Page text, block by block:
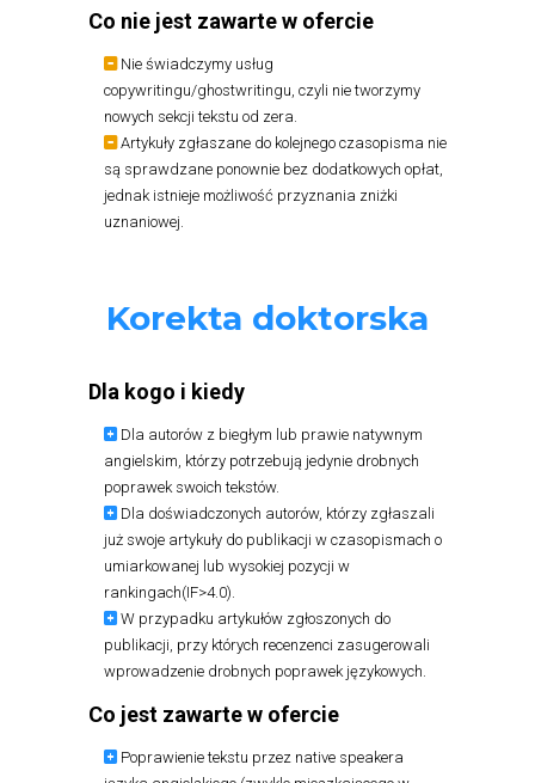
Co nie jest zawarte w ofercie
Nie świadczymy usług
copywritingu/ghostwritingu, czyli nie tworzymy
nowych sekcji tekstu od zera.
Artykuły zgłaszane do kolejnego czasopisma nie
są sprawdzane ponownie bez dodatkowych opłat,
jednak istnieje możliwość przyznania zniżki
uznaniowej.
Korekta doktorska
Dla kogo i kiedy
Dla autorów z biegłym lub prawie natywnym
angielskim, którzy potrzebują jedynie drobnych
poprawek swoich tekstów.
Dla doświadczonych autorów, którzy zgłaszali
już swoje artykuły do publikacji w czasopismach o
umiarkowanej lub wysokiej pozycji w
rankingach(IF>4.0).
W przypadku artykułów zgłoszonych do
publikacji, przy których recenzenci zasugerowali
wprowadzenie drobnych poprawek językowych.
Co jest zawarte w ofercie
Poprawienie tekstu przez native speakera